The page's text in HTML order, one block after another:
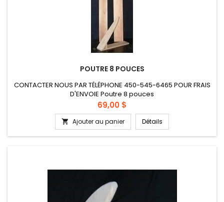
POUTRE 8 POUCES
CONTACTER NOUS PAR TÉLÉPHONE 450-545-6465 POUR FRAIS
D'ENVOIE Poutre 8 pouces
Prix
69,00 $
 Ajouter au panier Détails